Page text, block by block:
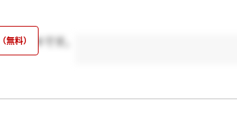
キドキです。